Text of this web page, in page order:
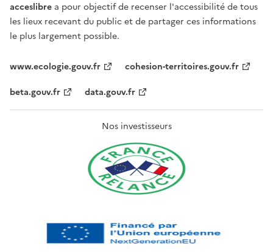
acceslibre a pour objectif de recenser l'accessibilité de tous
les lieux recevant du public et de partager ces informations
le plus largement possible.
www.ecologie.gouv.fr
cohesion-territoires.gouv.fr
beta.gouv.fr
data.gouv.fr
Nos investisseurs